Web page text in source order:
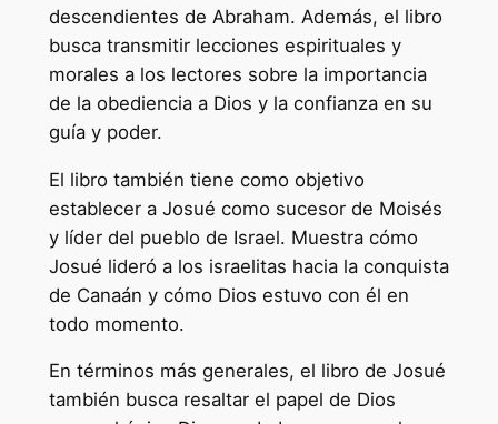
descendientes de Abraham. Además, el libro
busca transmitir lecciones espirituales y
morales a los lectores sobre la importancia
de la obediencia a Dios y la confianza en su
guía y poder.
El libro también tiene como objetivo
establecer a Josué como sucesor de Moisés
y líder del pueblo de Israel. Muestra cómo
Josué lideró a los israelitas hacia la conquista
de Canaán y cómo Dios estuvo con él en
todo momento.
En términos más generales, el libro de Josué
también busca resaltar el papel de Dios